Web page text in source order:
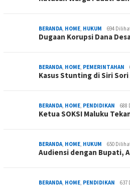
BERANDA HOME HUKUM 694
Dugaan Korupsi Dana
BERANDA HOME PEMERINTAHAN
Kasus Stunting di Siri
BERANDA HOME PENDIDIKAN 688
Ketua SOKSI Maluku
BERANDA HOME HUKUM 650
Audiensi dengan Bupati,
BERANDA HOME PENDIDIKAN 637